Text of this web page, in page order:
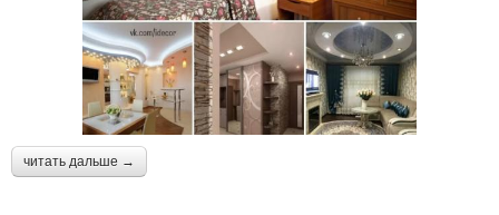
читать дальше →